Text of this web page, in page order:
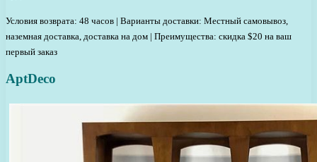
Условия возврата: 48 часов | Варианты доставки: Местный самовывоз,
наземная доставка, доставка на дом | Преимущества: скидка $20 на ваш
первый заказ
AptDeco